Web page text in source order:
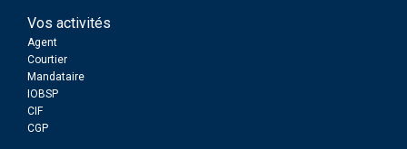
Vos activités
Agent
Courtier
Mandataire
IOBSP
CIF
CGP